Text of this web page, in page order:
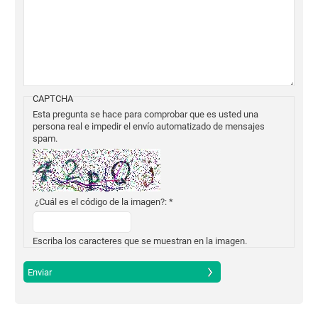
CAPTCHA
Esta pregunta se hace para comprobar que es usted una
persona real e impedir el envío automatizado de mensajes
spam.
¿Cuál es el código de la imagen?: *
Escriba los caracteres que se muestran en la imagen.